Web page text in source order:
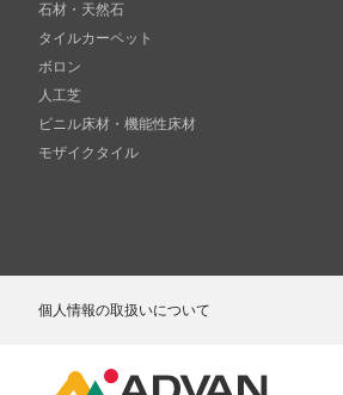
石材・天然石
タイルカーペット
ボロン
人工芝
ビニル床材・機能性床材
モザイクタイル
個人情報の取扱いについて